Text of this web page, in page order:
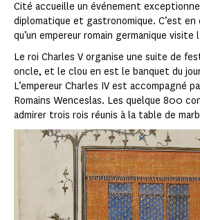
Cité accueille un événe­ment
diplomatique et gastronomique. C’est
qu’un empereur romain germanique
Le roi Charles V organise une suite de
oncle, et le clou en est le banquet du jour
L’empe­reur Charles IV est accompagné
Romains Wenceslas. Les quelque 800
admirer trois rois réunis à la table de